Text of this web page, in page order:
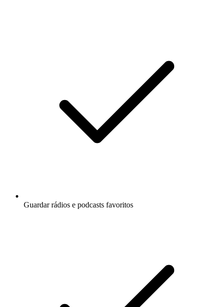
Guardar rádios e podcasts favoritos